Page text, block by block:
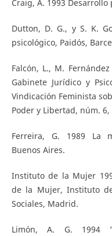
Craig, A. 1993
Dutton, D. G., y S. K.
psicológico, Paidós,
Falcón, L., M.
Gabinete Jurídico y
Vindicación Feminista
Poder y Libertad, núm. 6,
Ferreira, G. 1989 La
Buenos Aires.
Instituto de la Mujer
de la Mujer, Instituto
Sociales, Madrid.
Limón, A. G. 1994